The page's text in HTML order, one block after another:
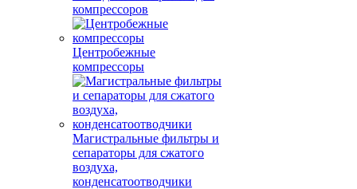
компрессоров
Центробежные
компрессоры
Магистральные фильтры и
сепараторы для сжатого
воздуха,
конденсатоотводчики